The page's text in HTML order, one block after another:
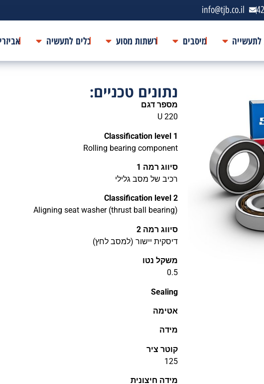
info@tjb.co.il
מיסבים רשתות מסוע כלים לתעשיה
נתונים טכניים:
מספר דגם
U 220
Classification level 1
Rolling bearing component
סיווג רמה 1
רכיב של מסב גלילי
Classification level 2
Aligning seat washer (thrust ball bearing)
סיווג רמה 2
דיסקית יישור (למסב לחץ)
משקל נטו
0.5
Sealing
אטימה
מידה
קוטר ציר
125
מידה חיצונית